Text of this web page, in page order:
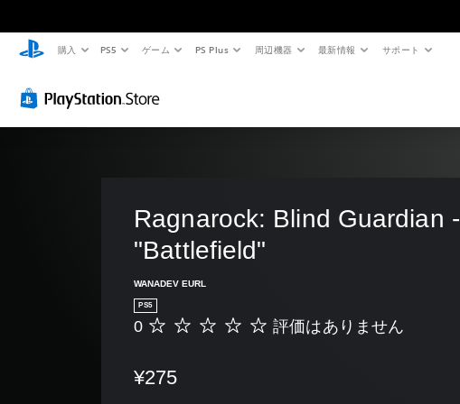
購入 PS5 ゲーム PS Plus 周辺機器 最新情報 サポート
Ragnarock: Blind Guardian -
"Battlefield"
WANADEV EURL
PS5
評
あ
0 評価はありません
¥275